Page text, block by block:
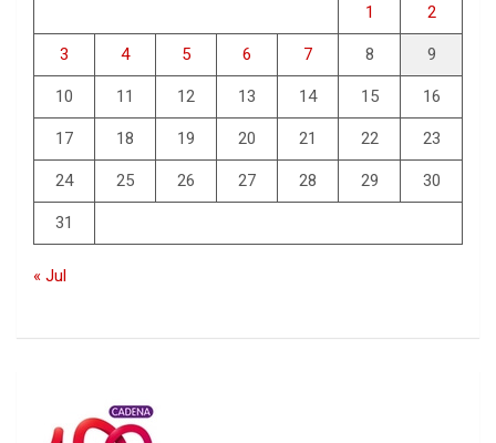
1 2
3 4 5 6 7 8 9
10 11 12 13 14 15 16
17 18 19 20 21 22 23
24 25 26 27 28 29 30
31
« Jul